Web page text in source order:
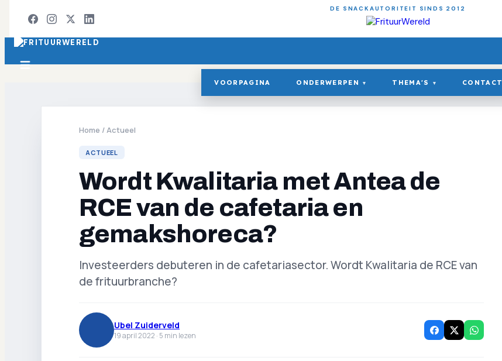
DE SNACKAUTORITEIT SINDS 2012
VOORPAGINA ONDERWERPEN ▾ THEMA'S ▾ CONTACT
Home /Actueel
ACTUEEL
Wordt Kwalitaria met Antea de
RCE van de cafetaria en
gemakshoreca?
Investeerders debuteren in de cafetariasector. Wordt Kwalitaria de RCE van
de frituurbranche?
Ubel Zuiderveld
19 april 2022 · 5 min lezen